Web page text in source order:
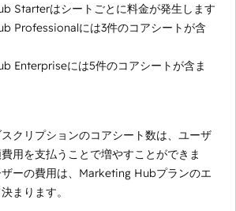
Starterはシートごとに料金が発生します
Professionalには3件のコアシートが含
Enterpriseには5件のコアシートが含ま
クリプションのコアシート数は、ユーザ
用を支払うことで増やすことができま
ーの費用は、Marketing Hubプランのエ
まります。